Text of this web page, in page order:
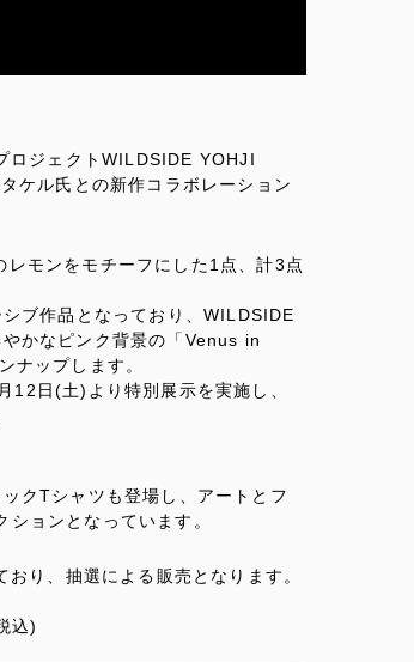
ロジェクトWILDSIDE YOHJI
ケル氏との新作コラボレーション
レモンをモチーフにした1点、計3点
ブ作品となっており、WILDSIDE
かなピンク背景の「Venus in
ナップします。
日(土)より特別展示を実施し、
クTシャツも登場し、アートとフ
ョンとなっています。
り、抽選による販売となります。
込)